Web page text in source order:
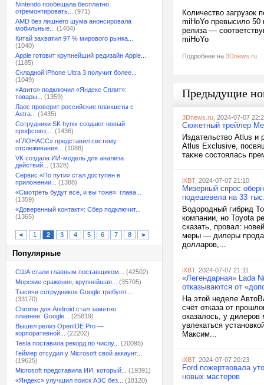
Nintendo пообещала бесплатно
отремонтировать...
(971)
AMD без лишнего шума анонсировала
мобильные...
(1404)
Китай захватил 97 % мирового рынка...
(1040)
Apple готовит крупнейший редизайн Apple...
(1185)
Складной iPhone Ultra 3 получит более...
(1049)
«Авито» подключил «Яндекс Сплит»:
товары...
(1359)
Лаос проверит российские планшеты с
Astra...
(1435)
Сотрудники SK hynix создают новый
профсоюз,...
(1436)
«ГЛОНАСС» представил систему
отслеживания...
(1088)
VK создала ИИ-модель для анализа
действий...
(1328)
Сервис «По пути» стал доступен в
приложении...
(1388)
«Смотреть будут все, и вы тоже»: глава...
(1359)
«Доверенный контакт»: Сбер подключит...
(1365)
< 1 2 3 4 5 6 7 8 >
Популярные
США стали главным поставщиком...
(42502)
Морские сражения, крупнейшая...
(35705)
Тысячи сотрудников Google требуют...
(33170)
Chrome для Android стал заметно
плавнее: Google...
(25819)
Вышел релиз OpenIDE Pro —
корпоративной...
(22202)
Tesla поставила рекорд по числу...
(20095)
Геймер отсудил у Microsoft свой аккаунт...
(19625)
Microsoft представила ИИ, который...
(19391)
«Яндекс» улучшил поиск АЗС без...
(18120)
Количество загрузок
miHoYo превысило 50
релиза —
miHoYo
Подробнее на 3Dnews.ru
Предыдущие
3Dnews.ru , 2024-07-07
Сюжетный трейлер
Издательство Atlus и
Atlus Exclusive,
также состоялась
iXBT, 2024-07-07 21:10
Мизерный спрос
подешевела на 33
Водородный гибрид
компании, но Toyota
сказать, провал:
меры — дилеры
долларов,...
iXBT, 2024-07-07 21:11
«Легендарная» Lada
отказываются от
На этой неделе
счёт отказа от
оказалось, у
увлекаться
Максим...
iXBT, 2024-07-07 20:23
Ford пожертвовала
новых мастеров